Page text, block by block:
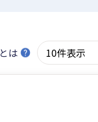
とは